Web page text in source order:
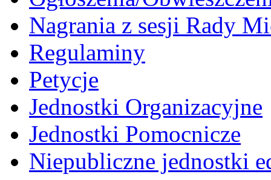
Nagrania z sesji Rady
Regulaminy
Petycje
Jednostki Organizacyjne
Jednostki Pomocnicze
Niepubliczne jednostki